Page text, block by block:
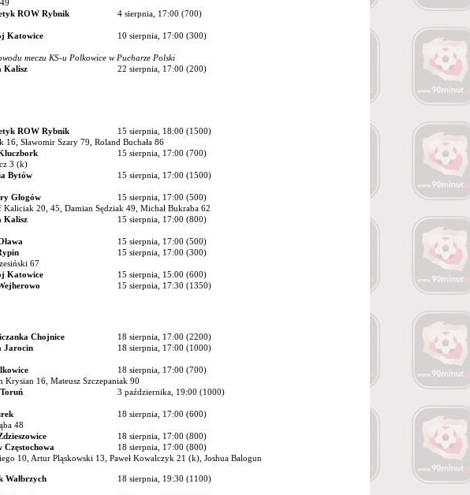
ROW Rybnik
4 sierpnia, 17:00 (700)
Katowice
10 sierpnia, 17:00 (300)
meczu KS-u Polkowice w Pucharze Polski
Kalisz
22 sierpnia, 17:00 (200)
ROW Rybnik
15 sierpnia, 18:00 (1500)
16, Sławomir Szary 79, Roland Buchała 86
15 sierpnia, 17:00 (700)
3 (k)
Bytów
15 sierpnia, 17:00 (1500)
Głogów
15 sierpnia, 17:00 (500)
20, 45, Damian Sędziak 49, Michał Bukraba 62
Kalisz
15 sierpnia, 17:00 (800)
15 sierpnia, 17:00 (500)
15 sierpnia, 17:00 (300)
67
Katowice
15 sierpnia, 15:00 (600)
15 sierpnia, 17:30 (1350)
Chojnice
18 sierpnia, 17:00 (2200)
Jarocin
18 sierpnia, 17:00 (1000)
18 sierpnia, 17:00 (700)
16, Mateusz Szczepaniak 90
3 października, 19:00 (1000)
18 sierpnia, 17:00 (600)
48
18 sierpnia, 17:00 (800)
Częstochowa
18 sierpnia, 17:00 (800)
10, Artur Pląskowski 13, Paweł Kowalczyk 21 (k), Joshua Balogun
Wałbrzych
18 sierpnia, 19:30 (1100)